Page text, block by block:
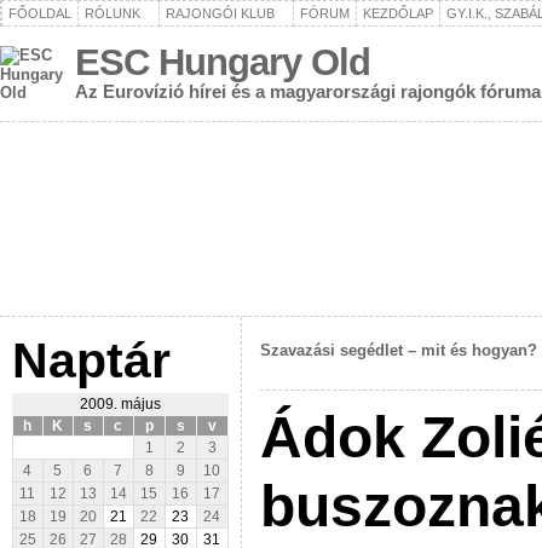
FŐOLDAL RÓLUNK RAJONGÓI KLUB FÓRUM KEZDŐLAP GY.I.K.,
ESC Hungary Old
Az Eurovízió hírei és a magyarországi rajongók fóruma
Naptár
2009. május
h
K s c p s
v
1
2
3
4
5 6 7 8 9
10
11
12 13 14 15 16
17
18
19 20 21 22 23
24
25
26 27 28 29 30 31
Szavazási segédlet – mit és hogyan?
Ádok